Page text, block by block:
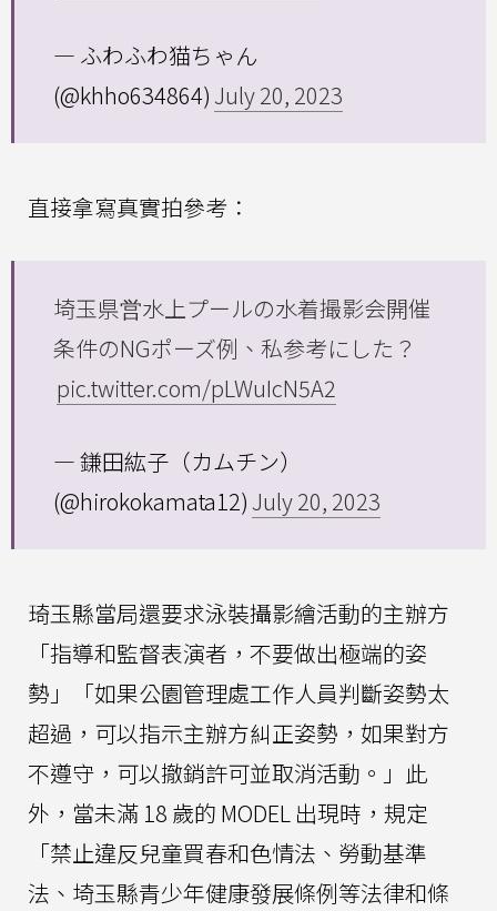
— ふわふわ猫ちゃん
(@khho634864) July 20, 2023
直接拿寫真實拍參考：
埼玉県営水上プールの水着撮影会開催
条件のNGポーズ例、私参考にした？
pic.twitter.com/pLWuIcN5A2
— 鎌田紘子（カムチン）
(@hirokokamata12) July 20, 2023
琦玉縣當局還要求泳裝攝影繪活動的主辦方
「指導和監督表演者，不要做出極端的姿
勢」「如果公園管理處工作人員判斷姿勢太
超過，可以指示主辦方糾正姿勢，如果對方
不遵守，可以撤銷許可並取消活動。」此
外，當未滿 18 歲的 MODEL 出現時，規定
「禁止違反兒童買春和色情法、勞動基準
法、埼玉縣青少年健康發展條例等法律和條